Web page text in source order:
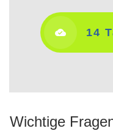
14
Wichtige